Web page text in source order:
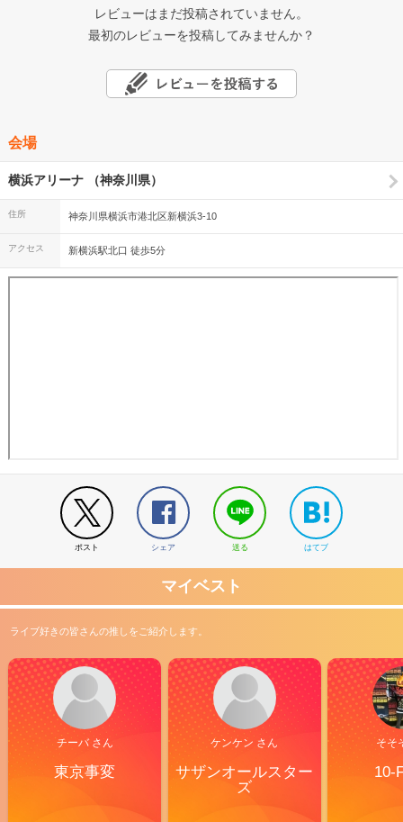
レビューはまだ投稿されていません。
最初のレビューを投稿してみませんか？
会場
横浜アリーナ （神奈川県）
住所 神奈川県横浜市港北区新横浜3-10
アクセス 新横浜駅北口 徒歩5分
ポスト シェア 送る はてブ
マイベスト
ライブ好きの皆さんの推しをご紹介します。
チーバ さん
東京事変
ケンケン さん
サザンオールスター
ズ
そそ
10-